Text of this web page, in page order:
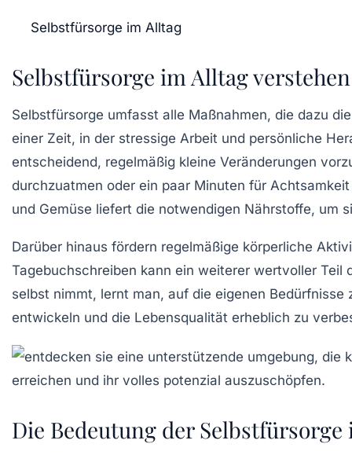
Selbstfürsorge im Alltag
Selbstfürsorge im Alltag verstehen
Selbstfürsorge umfasst alle Maßnahmen, die dazu
einer Zeit, in der stressige Arbeit und persönliche
entscheidend, regelmäßig kleine Veränderungen
durchzuatmen oder ein paar Minuten für Achtsamkeit
und Gemüse liefert die notwendigen Nährstoffe, um
Darüber hinaus fördern regelmäßige körperliche
Tagebuchschreiben kann ein weiterer wertvoller
selbst nimmt, lernt man, auf die eigenen
entwickeln und die Lebensqualität erheblich zu
Die Bedeutung der